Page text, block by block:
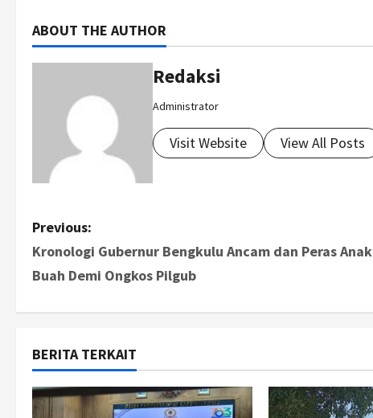
ABOUT THE AUTHOR
Redaksi
Administrator
Visit Website View All Posts
P
o
n
a
Previous:
Kronologi Gubernur Bengkulu Ancam dan Peras Anak
Buah Demi Ongkos Pilgub
BERITA TERKAIT